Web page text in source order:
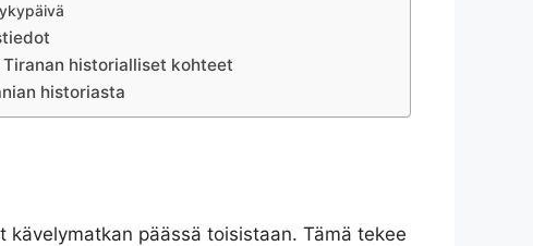
historialliset kohteet
historiasta
päässä toisistaan. Tämä tekee